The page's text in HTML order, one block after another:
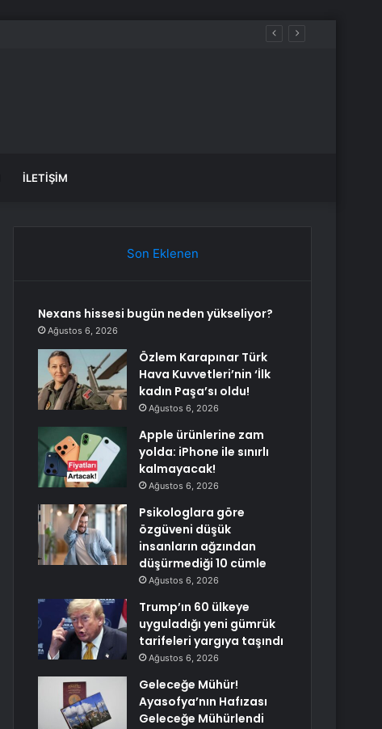
İLETIŞIM
Son Eklenen
Nexans hissesi bugün neden yükseliyor?
Ağustos 6, 2026
Özlem Karapınar Türk
Hava Kuvvetleri’nin ‘İlk
kadın Paşa’sı oldu!
Ağustos 6, 2026
Apple ürünlerine zam
yolda: iPhone ile sınırlı
kalmayacak!
Ağustos 6, 2026
Psikologlara göre
özgüveni düşük
insanların ağzından
düşürmediği 10 cümle
Ağustos 6, 2026
Trump’ın 60 ülkeye
uyguladığı yeni gümrük
tarifeleri yargıya taşındı
Ağustos 6, 2026
Geleceğe Mühür!
Ayasofya’nın Hafızası
Geleceğe Mühürlendi